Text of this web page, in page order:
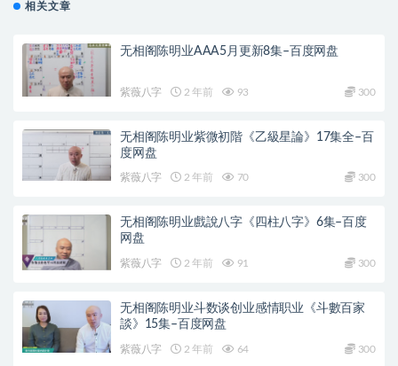
相关文章
无相阁陈明业AAA5月更新8集–百度网盘
紫薇八字 2 年前 93 300
无相阁陈明业紫微初階《乙級星論》17集全–百
度网盘
紫薇八字 2 年前 70 300
无相阁陈明业戲說八字《四柱八字》6集–百度
网盘
紫薇八字 2 年前 91 300
无相阁陈明业斗数谈创业感情职业《斗數百家
談》15集–百度网盘
紫薇八字 2 年前 64 300